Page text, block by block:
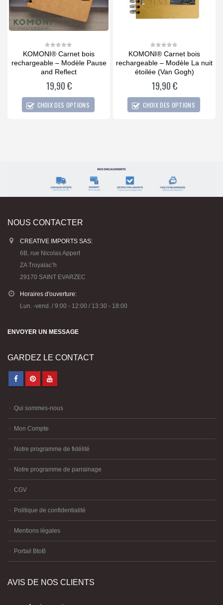
0
of
5
KOMONI® Carnet bois
rechargeable – Modèle Pause
and Reflect
19,90€
CHOIX DES OPTIONS
0
of
5
KOMONI® Carnet bois
rechargeable – Modèle La nuit
étoilée (Van Gogh)
19,90€
CHOIX DES OPTIONS
NOUS CONTACTER
CREATIVE IMPORTS SAS:
6B, rue Nicolas Appert
ZA Troyalac’h
29170 SAINT EVARZEC
Horaires d'ouverture:
Lun. -vend. / 9:00 - 12:00 / 13:30 - 18:00
ENVOYER UN MESSAGE
GARDEZ LE CONTACT
Qui sommes-nous
Mon Compte
Notre programme de fidélité
Notre programme de parrainage
CGV
Politique de confidentialité
Mentions légales
Portail BtoB
AVIS DE NOS CLIENTS